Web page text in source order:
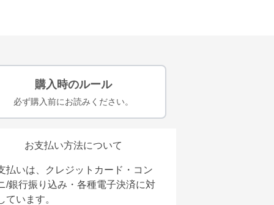
購入時のルール
必ず購入前にお読みください。
お支払い方法について
払いは、クレジットカード・コン
/銀行振り込み・各種電子決済に対
ています。